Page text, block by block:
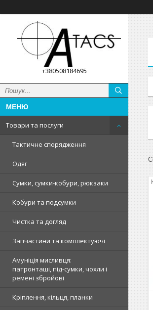
+380508184695
Товари та послуги
Тактичне спорядження
Одяг
Сумки, сумки-кобури, рюкзаки
Кобури та подсумки
Чистка та догляд
Запчастини та комплектуючі
Амуніція мисливця:
патронташі, під-сумки, чохли і
ремені збройові
Кріплення, кільця, планки